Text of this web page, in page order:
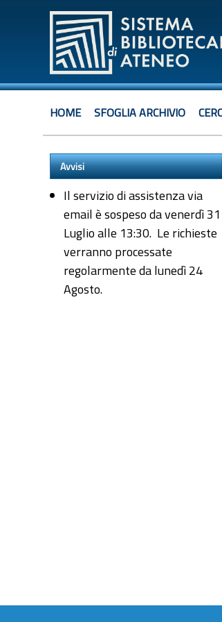
HOME SFOGLIA ARCHIVIO
Avvisi
Il servizio di assistenza via
email è sospeso da venerdì 31
Luglio alle 13:30. Le richieste
verranno processate
regolarmente da lunedì 24
Agosto.